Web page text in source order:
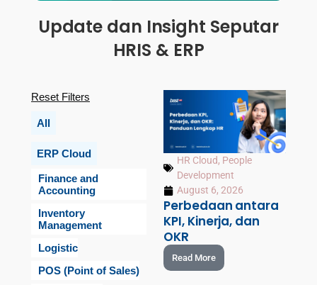
Update dan Insight Seputar
HRIS & ERP
All
ERP Cloud
Finance and
Accounting
Inventory
Management
Logistic
POS (Point of Sales)
Reset Filters
HR Cloud, People
Development
August 6, 2026
Perbedaan antara
KPI, Kinerja, dan
OKR
Read More